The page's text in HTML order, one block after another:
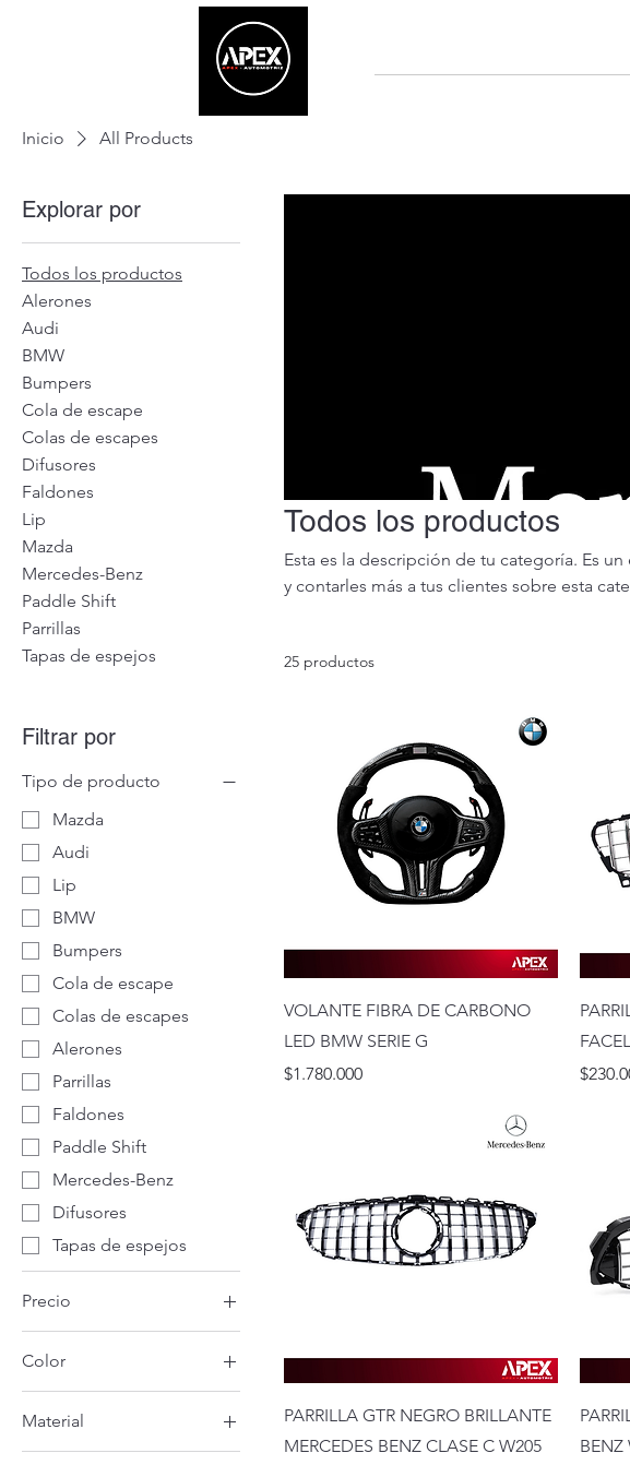
Inicio All Products
Explorar por
Todos los productos
Alerones
Audi
BMW
Bumpers
Cola de escape
Colas de escapes
Difusores
Faldones
Lip
Mazda
Mercedes-Benz
Paddle Shift
Parrillas
Tapas de espejos
Filtrar por
Tipo de producto
Mazda
Audi
Lip
BMW
Bumpers
Cola de escape
Colas de escapes
Alerones
Parrillas
Faldones
Paddle Shift
Mercedes-Benz
Difusores
Tapas de espejos
Precio
99.000 CLP 1.780.000 CLP
Color
Material
Todos los productos
Esta es la descripción de tu categoría. Es
y contarles más a tus clientes sobre esta
25 productos
VOLANTE FIBRA DE CARBONO
LED BMW SERIE G
Precio
$1.780.000
Precio
PARRILLA GTR NEGRO BRILLANTE
MERCEDES BENZ CLASE C W205
BENZ